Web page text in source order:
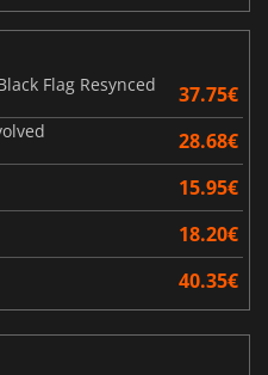
Flag Resynced
37.75€
28.68€
15.95€
18.20€
40.35€